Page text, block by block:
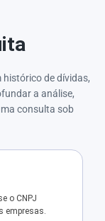
de dívidas,
a análise,
consulta sob
o CNPJ
empresas.